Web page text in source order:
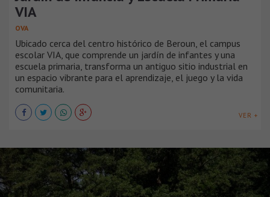
VIA
OVA
Ubicado cerca del centro histórico de Beroun, el campus
escolar VIA, que comprende un jardín de infantes y una
escuela primaria, transforma un antiguo sitio industrial en
un espacio vibrante para el aprendizaje, el juego y la vida
comunitaria.
VER +